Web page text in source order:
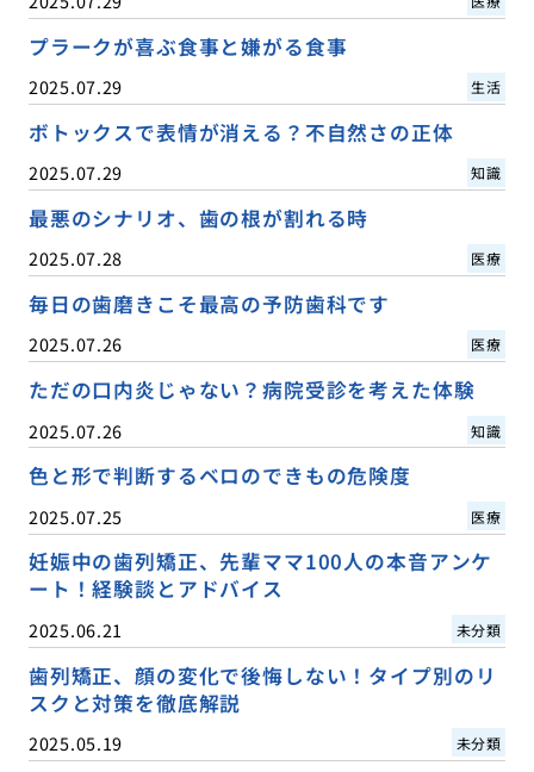
プラークが喜ぶ食事と嫌がる食事
2025.07.29 生活
ボトックスで表情が消える？不自然さの正体
2025.07.29 知識
最悪のシナリオ、歯の根が割れる時
2025.07.28 医療
毎日の歯磨きこそ最高の予防歯科です
2025.07.26 医療
ただの口内炎じゃない？病院受診を考えた体験
2025.07.26 知識
色と形で判断するベロのできもの危険度
2025.07.25 医療
妊娠中の歯列矯正、先輩ママ100人の本音アンケ
ート！経験談とアドバイス
2025.06.21 未分類
歯列矯正、顔の変化で後悔しない！タイプ別のリ
スクと対策を徹底解説
2025.05.19 未分類